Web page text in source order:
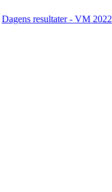
Dagens resultater - VM 2022